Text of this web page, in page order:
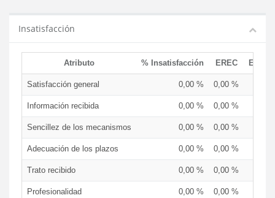
Insatisfacción
Atributo % Insatisfacción EREC
Satisfacción general 0,00 % 0,00 %
Información recibida 0,00 % 0,00 %
Sencillez de los mecanismos 0,00 % 0,00 %
Adecuación de los plazos 0,00 % 0,00 %
Trato recibido 0,00 % 0,00 %
Profesionalidad 0,00 % 0,00 %